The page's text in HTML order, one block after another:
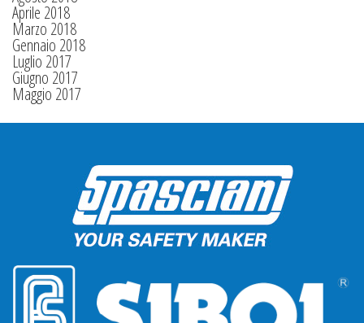
Aprile 2018
Marzo 2018
Gennaio 2018
Luglio 2017
Giugno 2017
Maggio 2017